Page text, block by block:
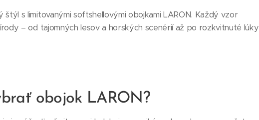
s limitovanými softshellovými obojkami LARON. Každý vzor
– od tajomných lesov a horských scenérií až po rozkvitnuté lúky
obojok LARON?